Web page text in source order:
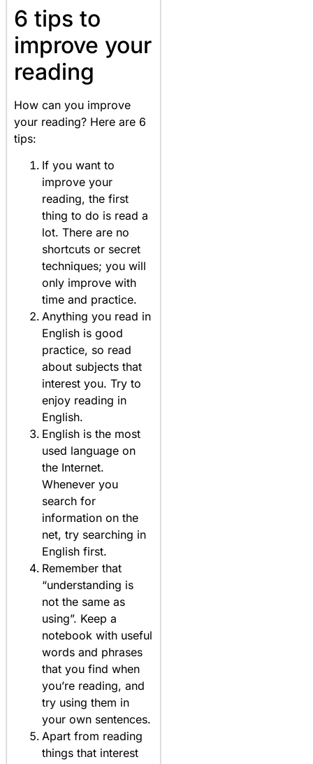
6 tips to
improve your
reading
How can you improve
your reading? Here are 6
tips:
If you want to
improve your
reading, the first
thing to do is read a
lot. There are no
shortcuts or secret
techniques; you will
only improve with
time and practice.
Anything you read in
English is good
practice, so read
about subjects that
interest you. Try to
enjoy reading in
English.
English is the most
used language on
the Internet.
Whenever you
search for
information on the
net, try searching in
English first.
Remember that
“understanding is
not the same as
using”. Keep a
notebook with useful
words and phrases
that you find when
you’re reading, and
try using them in
your own sentences.
Apart from reading
things that interest